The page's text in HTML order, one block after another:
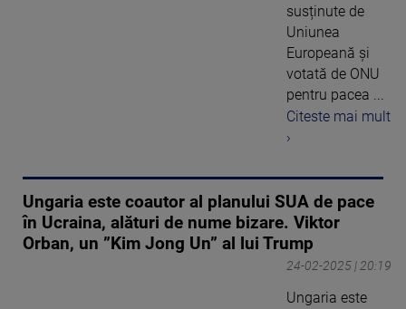
susținute de
Uniunea
Europeană și
votată de ONU
pentru pacea ...
Citeste mai mult
›
Ungaria este coautor al planului SUA de pace
în Ucraina, alături de nume bizare. Viktor
Orban, un ”Kim Jong Un” al lui Trump
24-02-2025 | 20:19
Ungaria este